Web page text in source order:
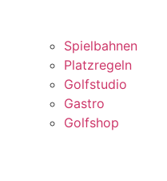
Spielbahnen
Platzregeln
Golfstudio
Gastro
Golfshop